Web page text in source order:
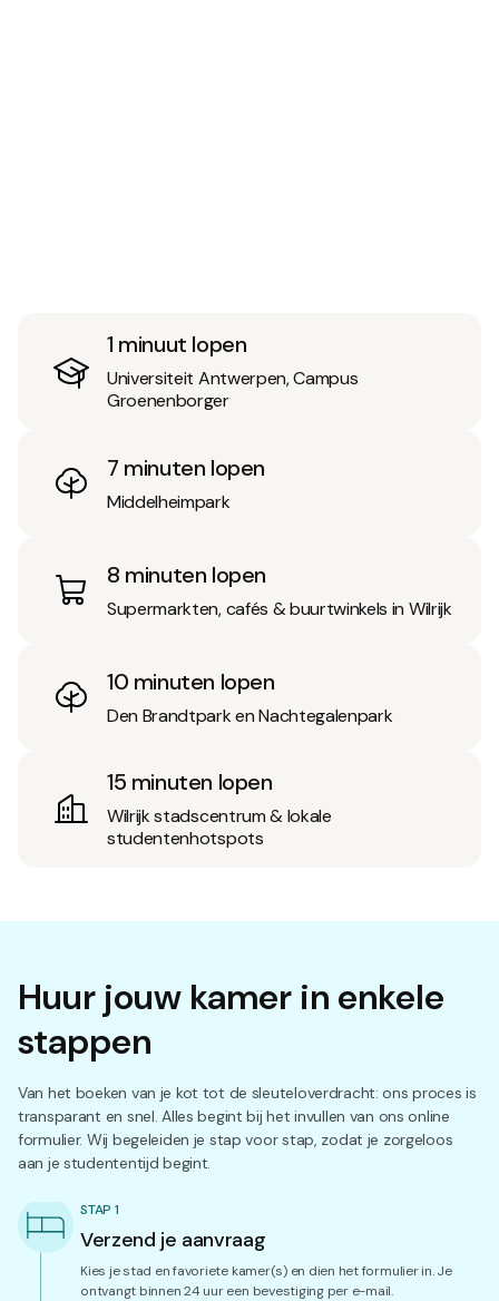
1 minuut lopen
Universiteit Antwerpen, Campus
Groenenborger
7 minuten lopen
Middelheimpark
8 minuten lopen
Supermarkten, cafés & buurtwinkels in Wilrijk
10 minuten lopen
Den Brandtpark en Nachtegalenpark
15 minuten lopen
Wilrijk stadscentrum & lokale
studentenhotspots
Huur jouw kamer in enkele
stappen
Van het boeken van je kot tot de sleuteloverdracht: ons proces is
transparant en snel. Alles begint bij het invullen van ons online
formulier. Wij begeleiden je stap voor stap, zodat je zorgeloos
aan je studententijd begint.
STAP 1
Verzend je aanvraag
Kies je stad en favoriete kamer(s) en dien het formulier in. Je
ontvangt binnen 24 uur een bevestiging per e-mail.